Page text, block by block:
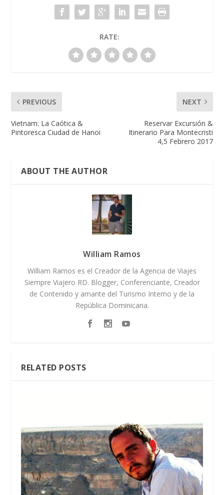
RATE:
PREVIOUS
Vietnam: La Caótica &
Pintoresca Ciudad de Hanoi
NEXT
Reservar Excursión &
Itinerario Para Montecristi
4,5 Febrero 2017
ABOUT THE AUTHOR
William Ramos
William Ramos es el Creador de la Agencia de Viajes
Siempre Viajero RD. Blogger, Conferenciante, Creador
de Contenido y amante del Turismo Interno y de la
República Dominicana.
RELATED POSTS